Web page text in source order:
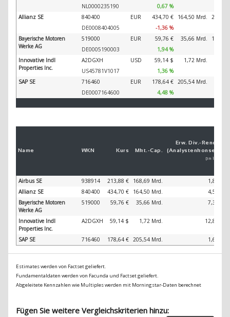
NL0000235190
0,67 %
Allianz SE
840400 EUR 434,70 € 164,50 Mrd.
DE0008404005
-1,36 %
Bayerische Motoren
Werke AG
519000 EUR 59,76 € 35,66 Mrd.
DE0005190003
1,94 %
Innovative Indl
Properties Inc.
A2DGXH USD 59,14 $ 1,72 Mrd.
US45781V1017
1,36 %
SAP SE
716460 EUR 178,64 € 205,54 Mrd.
DE0007164600
4,48 %
Name WKN Kurs Mkt.-Cap.
Erw. Div.- Ren­di­te
(Analystenkonsens)
[in 1 Jahr]
Airbus SE 938914 213,88 € 168,69 Mrd.
1,86 %
Allianz SE
840400 434,70 € 164,50 Mrd.
4,59 %
Bayerische Motoren
Werke AG
519000 59,76 € 35,66 Mrd. 7,36 %
Innovative Indl
Properties Inc.
A2DGXH 59,14 $ 1,72 Mrd. 12,85 %
SAP SE 716460 178,64 € 205,54 Mrd. 1,63 %
Estimates werden von Factset geliefert.
Fundamentaldaten werden von Facunda und Factset geliefert.
Abgeleitete Kennzahlen wie Multiples werden mit Morningstar-Daten berechnet
Fügen Sie weitere Vergleichskriterien hinzu: